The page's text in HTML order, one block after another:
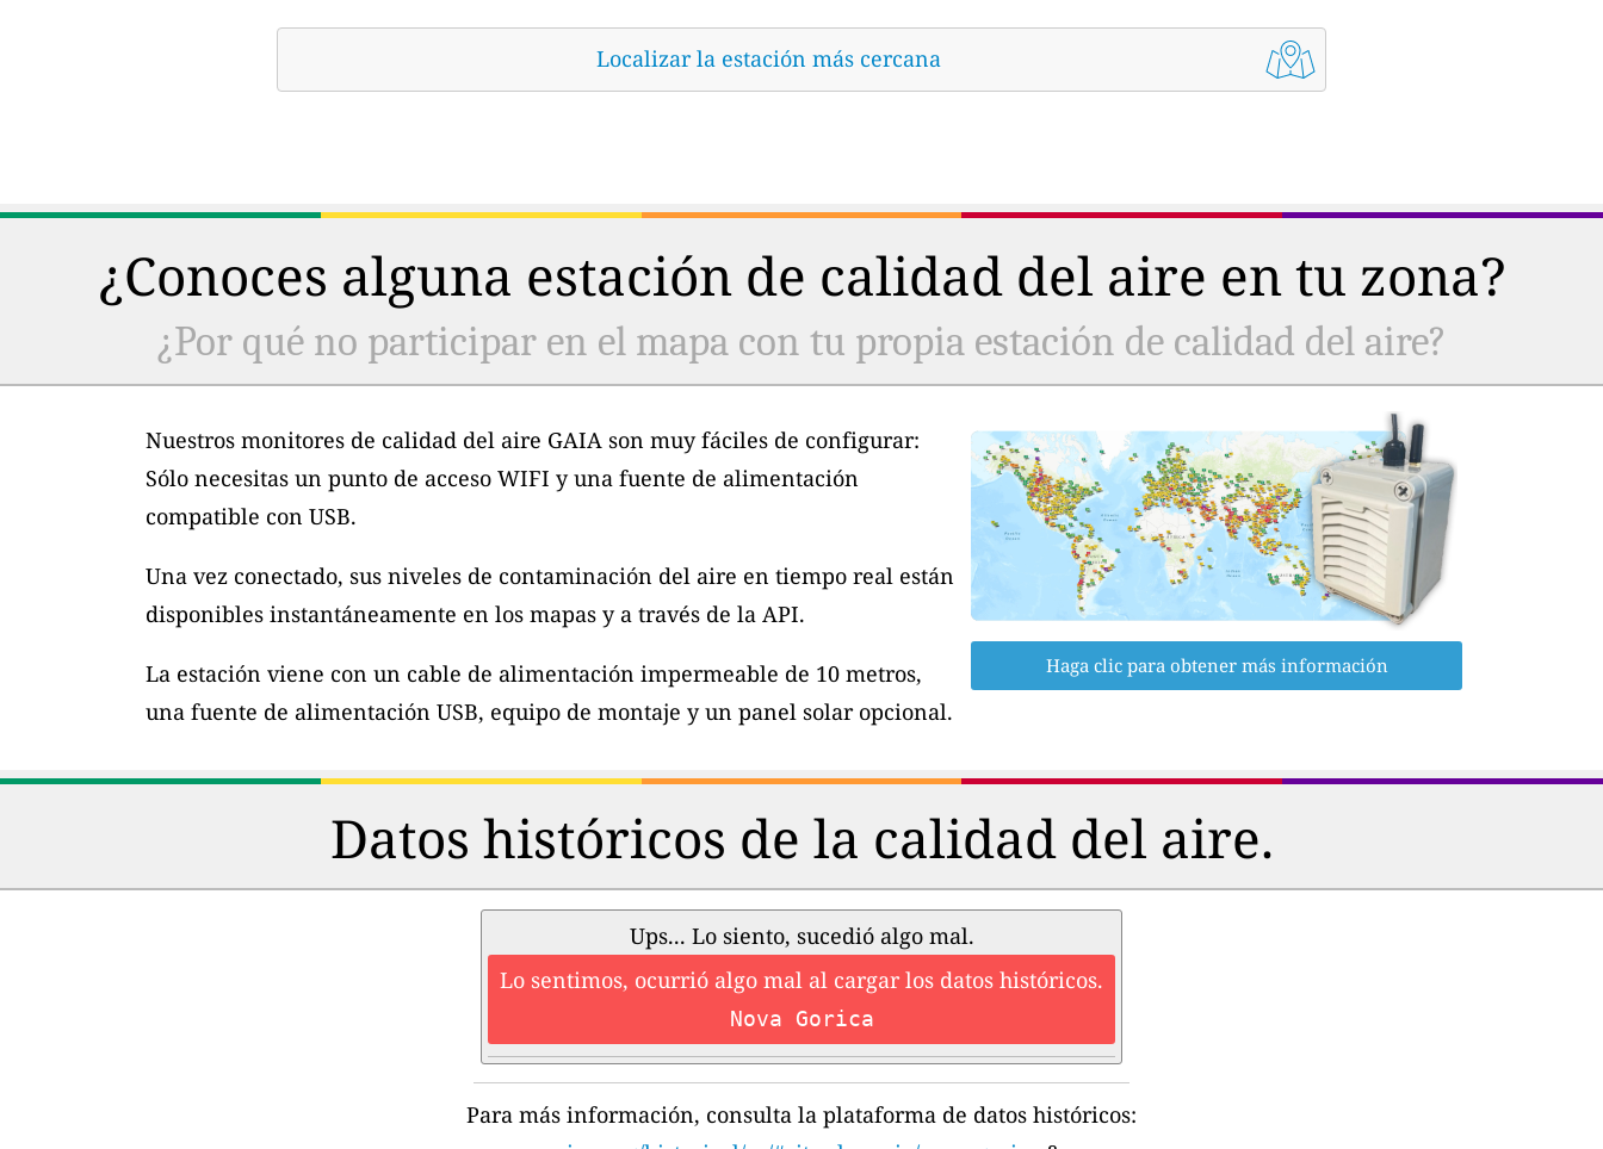
Localizar la estación más cercana
¿Conoces alguna estación de calidad del aire en tu zona?
¿Por qué no participar en el mapa con tu propia estación de calidad del aire?
Nuestros monitores de calidad del aire GAIA son muy fáciles de configurar:
Sólo necesitas un punto de acceso WIFI y una fuente de alimentación
compatible con USB.
Una vez conectado, sus niveles de contaminación del aire en tiempo real están
disponibles instantáneamente en los mapas y a través de la API.
La estación viene con un cable de alimentación impermeable de 10 metros,
una fuente de alimentación USB, equipo de montaje y un panel solar opcional.
Haga clic para obtener más información
Datos históricos de la calidad del aire.
Ups... Lo siento, sucedió algo mal.
Lo sentimos, ocurrió algo mal al cargar los datos históricos.
Nova Gorica
Para más información, consulta la plataforma de datos históricos: